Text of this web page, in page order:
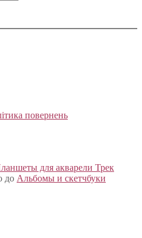
повернень
для акварели Трек
до Альбомы и скетчбуки